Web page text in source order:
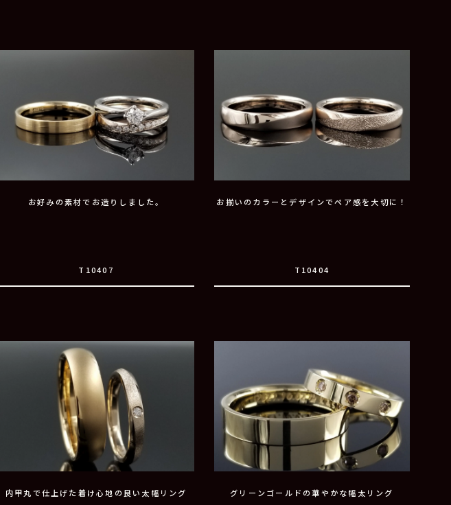
お好みの素材でお造りしました。
T10407
お揃いのカラーとデザインでペア感を大切に！
T10404
内甲丸で仕上げた着け心地の良い太幅リング グリーンゴールドの華やかな幅太リング